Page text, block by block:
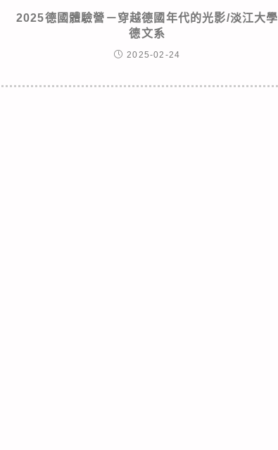
2025德國體驗營－穿越德國年代的光影/淡江大學
德文系
2025-02-24